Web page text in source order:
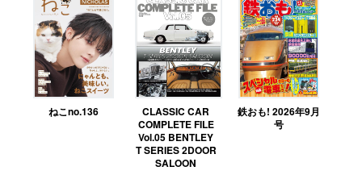
ねこno.136
CLASSIC CAR
COMPLETE FILE
Vol.05 BENTLEY
T SERIES 2DOOR
SALOON
鉄おも! 2026年9月
号